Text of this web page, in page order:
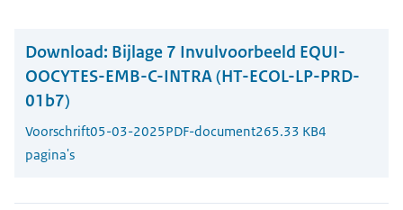
Download: Bijlage 7 Invulvoorbeeld EQUI-
OOCYTES-EMB-C-INTRA (HT-ECOL-LP-PRD-
01b7)
Voorschrift05-03-2025PDF-document265.33 KB4
pagina's